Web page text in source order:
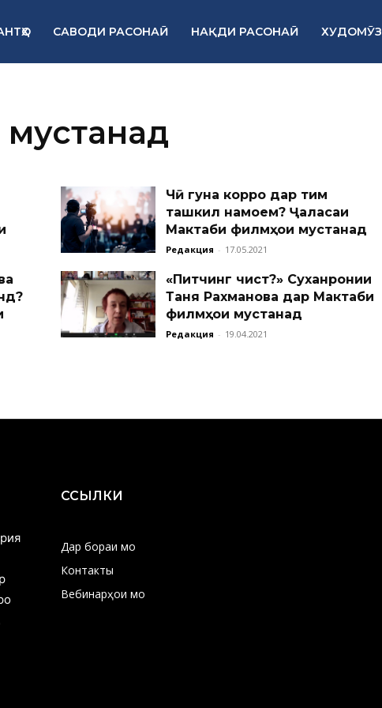
САВОДИ РАСОНАӢ НАҚДИ РАСОНАӢ ХУДОМӮЗ
Чӣ гуна корро дар тим
ташкил намоем? Ҷаласаи
Мактаби филмҳои мустанад
Редакция - 17.05.2021
«Питчинг чист?» Суханронии
Таня Рахманова дар Мактаби
филмҳои мустанад
Редакция - 19.04.2021
ССЫЛКИ
Дар бораи мо
Контакты
Вебинарҳои мо